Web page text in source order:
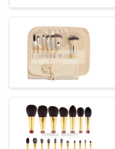
FABRIKA
TURU
KALITE
KONTROL
SITE
HARITASI